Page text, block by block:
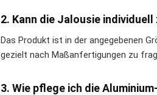
2. Kann die Jalousie
Das Produkt ist in der angegebenen
gezielt nach Maßanfertigungen zu
3. Wie pflege ich die